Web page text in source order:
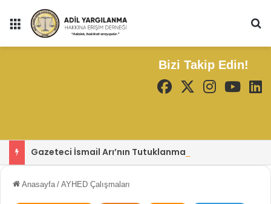
Menü
Bizi Takip Edin!
Anasayfa / AYHED Çalışmaları